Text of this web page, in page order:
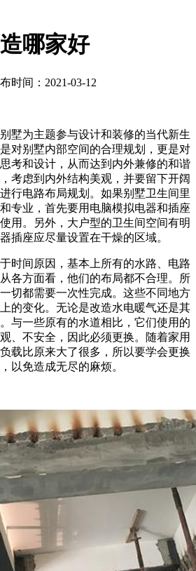
哪家好
时间：2021-03-12
墅为主题参与设计和装修的当代新生
对别墅内部空间的合理规划，更是对
考和设计，从而达到内外兼修的和谐
考虑到内外结构美观，并要留下开阔
行电路布局规划。如果别墅卫生间里
专业，首先要用电脑模拟电器和插座
用。另外，大户型的卫生间空间有明
插座应尽量设置在干燥的区域。
时间原因，基本上所有的水路、电路
各方面看，他们的布局都不合理。所
切都需要一次性完成。这些不同地方
的变化。无论是改造水电暖气还是其
与一些原有的水道相比，它们使用的
、不安全，因此必须更换。随着家用
载比原来大了很多，所以要学会更换
以免造成无尽的麻烦。